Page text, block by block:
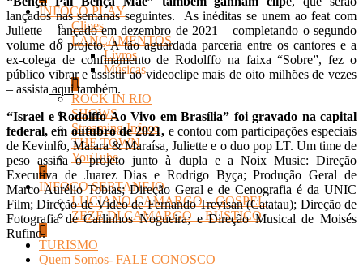
INFOCO PLAY
Clipes
LANÇAMENTOS
Livros
Músicas
ROCK IN RIO
SHOWS
Streaming Infoco
THE TOWN
YouTube
INFOCO SERTANEJO
LUCIANO CAMARGO – GOSPEL
ZEZÉ DI CAMARGO – RÚSTICO
TURISMO
Quem Somos- FALE CONOSCO
lançados nas semanas seguintes. As inéditas se unem ao feat com
Juliette – lançado em dezembro de 2021 – completando o segundo
volume do projeto. A tão aguardada parceria entre os cantores e a
ex-colega de confinamento de Rodolffo na faixa “Sobre”, fez o
público vibrar e assistir ao videoclipe mais de oito milhões de vezes
– assista aquitambém.
“Israel e Rodolffo Ao Vivo em Brasília” foi gravado na capital
federal, em outubro de 2021, e contou com participações especiais
de Kevinho, Maiara & Maraísa, Juliette e o duo pop LT. Um time de
peso assina o projeto junto à dupla e a Noix Music: Direção
Executiva de Juarez Dias e Rodrigo Byça; Produção Geral de
Marco Aurélio Tobias; Direção Geral e de Cenografia é da UNIC
Film; Direção de Vídeo de Fernando Trevisan (Catatau); Direção de
Fotografia de Carlinhos Nogueira; e Direção Musical de Moisés
Rufino.